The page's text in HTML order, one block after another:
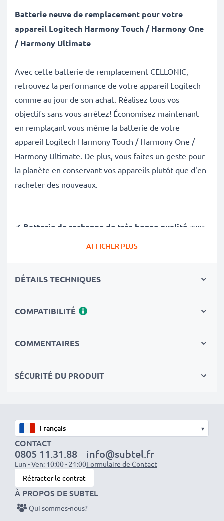
Batterie neuve de remplacement pour votre
appareil Logitech Harmony Touch / Harmony One
/ Harmony Ultimate
Avec cette batterie de remplacement CELLONIC,
retrouvez la performance de votre appareil Logitech
comme au jour de son achat. Réalisez tous vos
objectifs sans vous arrêtez! Économisez maintenant
en remplaçant vous même la batterie de votre
appareil Logitech Harmony Touch / Harmony One /
Harmony Ultimate. De plus, vous faites un geste pour
la planète en conservant vos appareils plutôt que d'en
racheter des nouveaux.
✔ Batterie de rechange de très bonne qualité avec
✔Sécurité et Fiabilité Garanties contre
✔Les batteries sont testées et contrôlées
par des
✔100% compatible
Tension: 3.7V
Type de cellule
Dimensions: 53.40 x 34.15 x 5.60mm
Couleur: noir
Avec CELLONIC – vous avez une batterie pas chère et
de grande qualité.
AFFICHER PLUS
DÉTAILS TECHNIQUES
COMPATIBILITÉ
COMMENTAIRES
SÉCURITÉ DU PRODUIT
▾
CONTACT
0805 11.31.88
Lun - Ven: 10:00 - 21:00
info@subtel.fr
Formulaire de Contact
Rétracter le contrat
À PROPOS DE SUBTEL
Qui sommes-nous?